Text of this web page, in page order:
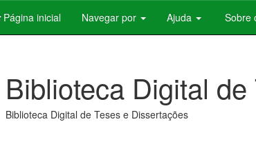
Página inicial Navegar por Ajuda Sobre
Biblioteca Digital
Biblioteca Digital de Teses e Dissertações